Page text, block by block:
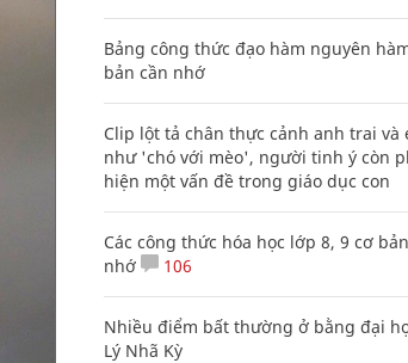
Bảng công thức đạo hàm nguyên
bản cần nhớ
Clip lột tả chân thực cảnh anh trai và
như 'chó với mèo', người tinh ý còn
hiện một vấn đề trong giáo dục con
Các công thức hóa học lớp 8, 9 cơ
nhớ
106
Nhiều điểm bất thường ở bằng đại
Lý Nhã Kỳ